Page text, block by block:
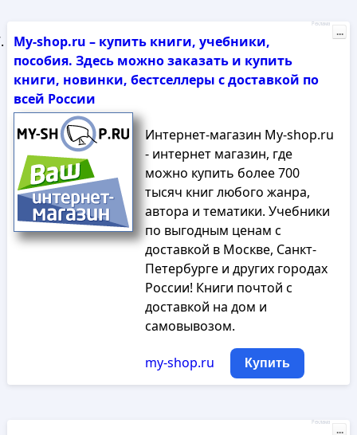
My-shop.ru – купить книги, учебники,
пособия. Здесь можно заказать и купить
книги, новинки, бестселлеры с доставкой по
всей России
Интернет-магазин My-shop.ru
- интернет магазин, где
можно купить более 700
тысяч книг любого жанра,
автора и тематики. Учебники
по выгодным ценам с
доставкой в Москве, Санкт-
Петербурге и других городах
России! Книги почтой с
доставкой на дом и
самовывозом.
my-shop.ru Купить
Реклама
...
Реклама
...